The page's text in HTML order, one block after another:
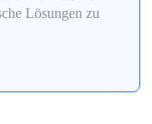
Lösungen zu